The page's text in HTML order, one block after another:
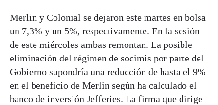
Merlin y Colonial se dejaron este martes en bolsa
un 7,3% y un 5%, respectivamente. En la sesión
de este miércoles ambas remontan. La posible
eliminación del régimen de socimis por parte del
Gobierno supondría una reducción de hasta el 9%
en el beneficio de Merlin según ha calculado el
banco de inversión Jefferies. La firma que dirige